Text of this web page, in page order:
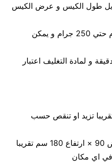
تعديل طول الكيس و عرض الكيس
كمية المواد المعبأه من 5 جرام حتي 250 جرام و يمكن
50-80 كيس / دقيقة و لمادة التغليف اعتبار
كيلو جرام تقريبا تزيد او تنقص حسب
أبعاد الماكينة طول 90 × عرض 90 × ارتفاع 180 سم تقريبا
في اي مكان